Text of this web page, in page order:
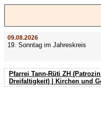
09.08.2026
19. Sonntag im Jahreskreis
Pfarrei Tann-Rüti ZH
Dreifaltigkeit) | Kirchen und